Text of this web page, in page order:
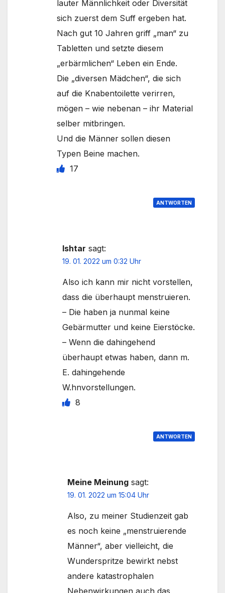
lauter Männlichkeit oder Diversität
sich zuerst dem Suff ergeben hat.
Nach gut 10 Jahren griff „man“ zu
Tabletten und setzte diesem
„erbärmlichen“ Leben ein Ende.
Die „diversen Mädchen“, die sich
auf die Knabentoilette verirren,
mögen – wie nebenan – ihr Material
selber mitbringen.
Und die Männer sollen diesen
Typen Beine machen.
17
ANTWORTEN
Ishtar sagt:
19. 01. 2022 um 0:32 Uhr
Also ich kann mir nicht vorstellen,
dass die überhaupt menstruieren.
– Die haben ja nunmal keine
Gebärmutter und keine Eierstöcke.
– Wenn die dahingehend
überhaupt etwas haben, dann m.
E. dahingehende
W.hnvorstellungen.
8
ANTWORTEN
Meine Meinung sagt:
19. 01. 2022 um 15:04 Uhr
Also, zu meiner Studienzeit gab
es noch keine „menstruierende
Männer“, aber vielleicht, die
Wunderspritze bewirkt nebst
andere katastrophalen
Nebenwirkungen auch das